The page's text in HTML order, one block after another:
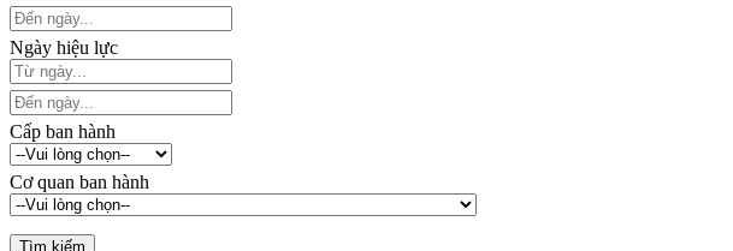
Ngày hiệu lực
Cấp ban hành
Cơ quan ban hành